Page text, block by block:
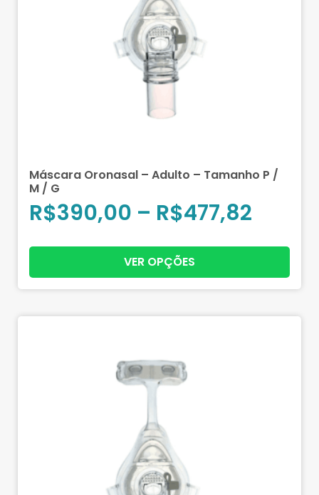
Máscara Oronasal – Adulto – Tamanho P /
M / G
R$390,00 – R$477,82
VER OPÇÕES